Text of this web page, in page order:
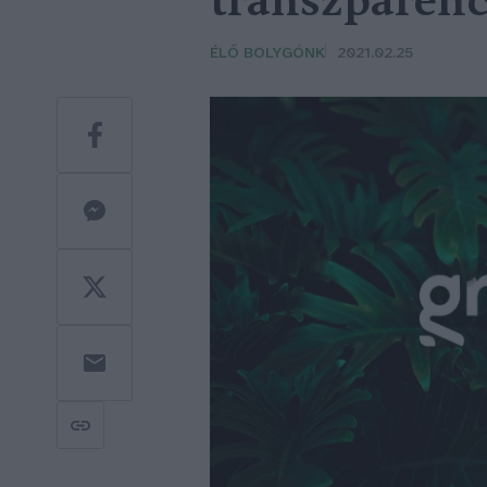
ÉLŐ BOLYGÓNK 2021.02.25